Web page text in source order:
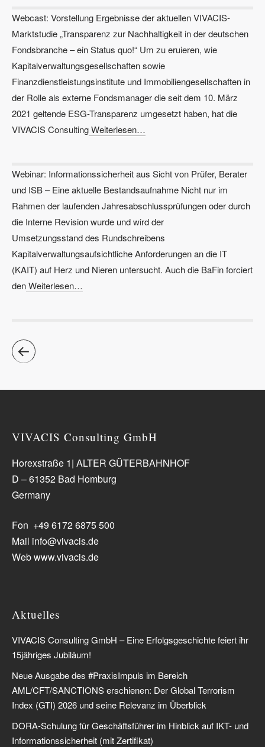
Webcast: Vorstellung Ergebnisse der aktuellen VIVACIS-
Marktstudie „Transparenz zur Nachhaltigkeit in der deutschen
Fondsbranche – ein Status quo!“ Um zu eruieren, wie
Kapitalverwaltungsgesellschaften sowie
Finanzdienstleistungsinstitute und Immobiliengesellschaften in
der Rolle als externe Fondsmanager die seit dem 10. März
2021 geltende ESG-Transparenz umgesetzt haben, hat die
VIVACIS ConsultingWeiterlesen…
Webinar: Informationssicherheit aus Sicht von Prüfer, Berater
und ISB – Eine aktuelle Bestandsaufnahme Nicht nur im
Rahmen der laufenden Jahresabschlussprüfungen oder durch
die Interne Revision wurde und wird der
Umsetzungsstand des Rundschreibens
Kapitalverwaltungsaufsichtliche Anforderungen an die IT
(KAIT) auf Herz und Nieren untersucht. Auch die BaFin forciert
denWeiterlesen…
VIVACIS Consulting GmbH
Horexstraße 1| ALTER GÜTERBAHNHOF
D – 61352 Bad Homburg
Germany
Fon +49 6172 6875 500
Mail info@vivacis.de
Web www.vivacis.de
Aktuelles
VIVACIS Consulting GmbH – Eine Erfolgsgeschichte feiert ihr
15jähriges Jubiläum!
Neue Ausgabe des #PraxisImpuls im Bereich
AML/CFT/SANCTIONS erschienen: Der Global Terrorism
Index (GTI) 2026 und seine Relevanz im Überblick
DORA-Schulung für Geschäftsführer im Hinblick auf IKT- und
Informationssicherheit (mit Zertifikat)